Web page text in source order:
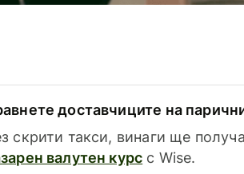
доставчиците на
скрити такси, винаги ще
валутен курс с Wise.